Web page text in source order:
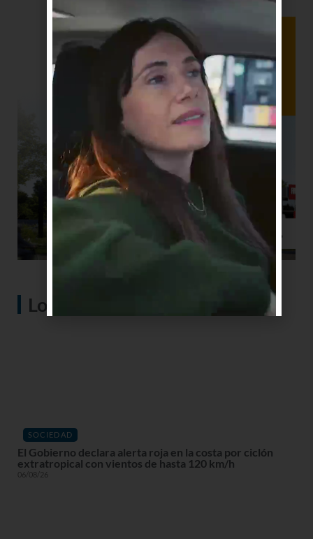
Lo más visto
SOCIEDAD
El Gobierno declara alerta roja en la costa por ciclón
extratropical con vientos de hasta 120 km/h
06/08/26